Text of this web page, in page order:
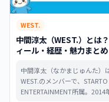
WEST.
中間淳太（WEST.）とは
ィール・経歴・魅力まとめ
中間淳太（なかまじゅんた）
WEST.のメンバーで、STARTO
ENTERTAINMENT所属。2014